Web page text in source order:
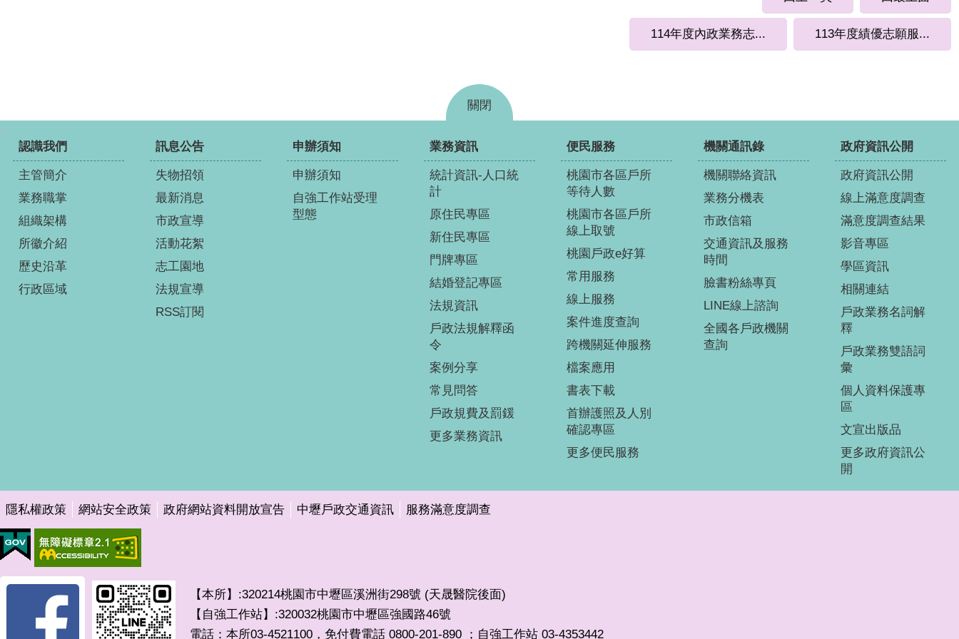
114年度內政業務志... 113年度績優志願服...
關閉
:::
認識我們
主管簡介
業務職掌
組織架構
所徽介紹
歷史沿革
行政區域
訊息公告
失物招領
最新消息
市政宣導
活動花絮
志工園地
法規宣導
RSS訂閱
申辦須知
申辦須知
自強工作站受理
型態
業務資訊
統計資訊-人口統
計
原住民專區
新住民專區
門牌專區
結婚登記專區
法規資訊
戶政法規解釋函
令
案例分享
常見問答
戶政規費及罰鍰
更多業務資訊
便民服務
桃園市各區戶所
等待人數
桃園市各區戶所
線上取號
桃園戶政e好算
常用服務
線上服務
案件進度查詢
跨機關延伸服務
檔案應用
書表下載
首辦護照及人別
確認專區
更多便民服務
機關通訊錄
機關聯絡資訊
業務分機表
市政信箱
交通資訊及服務
時間
臉書粉絲專頁
LINE線上諮詢
全國各戶政機關
查詢
政府資訊公開
政府資訊公開
線上滿意度調查
滿意度調查結果
影音專區
學區資訊
相關連結
戶政業務名詞解
釋
戶政業務雙語詞
彙
個人資料保護專
區
文宣出版品
更多政府資訊公
開
隱私權政策 網站安全政策 政府網站資料開放宣告 中壢戶政交通資訊 服務滿意度調查
【本所】:320214桃園市中壢區溪洲街298號 (天晟醫院後面)
【自強工作站】:320032桃園市中壢區強國路46號
電話：本所03-4521100，免付費電話 0800-201-890 ；自強工作站 03-4353442